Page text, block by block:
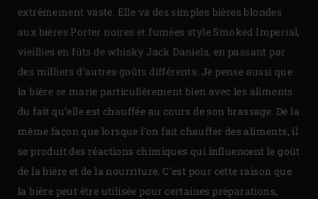
extrêmement vaste. Elle va des simples bières blondes
aux bières Porter noires et fumées style Smoked Imperial,
vieillies en fûts de whisky Jack Daniels, en passant par
des milliers d’autres goûts différents. Je pense aussi que
la bière se marie particulièrement bien avec les aliments
du fait qu’elle est chauffée au cours de son brassage. De la
même façon que lorsque l’on fait chauffer des aliments, il
se produit des réactions chimiques qui influencent le goût
de la bière et de la nourriture. C’est pour cette raison que
la bière peut être utilisée pour certaines préparations,